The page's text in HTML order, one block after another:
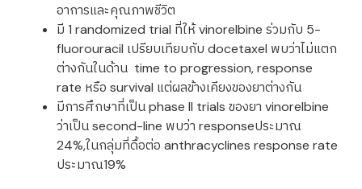
อาการและคุณภาพชีวิต
มี 1 randomized trial ที่ให้ vinorelbine ร่วมกับ 5-
fluorouracil เปรียบเทียบกับ docetaxel พบว่าไม่แตก
ต่างกันในด้าน time to progression, response
rate หรือ survival แต่ผลข้างเคียงของยาต่างกัน
มีการศึกษาที่เป็น phase II trials ของยา vinorelbine
ว่าเป็น second-line พบว่า responseประมาณ
24%,ในกลุ่มที่ดื้อต่อ anthracyclines response rate
ประมาณ19%